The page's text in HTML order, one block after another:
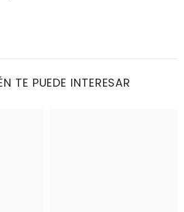
TE PUEDE INTERESAR